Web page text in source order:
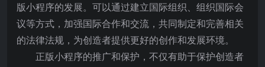
版小程序的发展。可以通过建立国际组织、组织国际会
议等方式，加强国际合作和交流，共同制定和完善相关
的法律法规，为创造者提供更好的创作和发展环境。
正版小程序的推广和保护，不仅有助于保护创造者